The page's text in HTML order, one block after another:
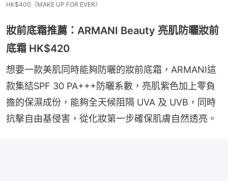
HK$400（MAKE UP FOR EVER）
妝前底霜推薦：ARMANI Beauty 亮肌防曬妝前
底霜 HK$420
想要一款美肌同時能夠防曬的妝前底霜，ARMANI這
款集結SPF 30 PA+++防曬系數，亮肌紫色加上零負
擔的保濕成份，能夠全天候阻隔 UVA 及 UVB，同時
抗擊自由基侵害，從化妝第一步確保肌膚自然透亮。